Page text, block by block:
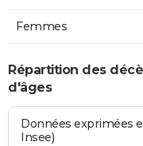
Femmes
Répartition des
d'âges
Données exprimées
Insee)